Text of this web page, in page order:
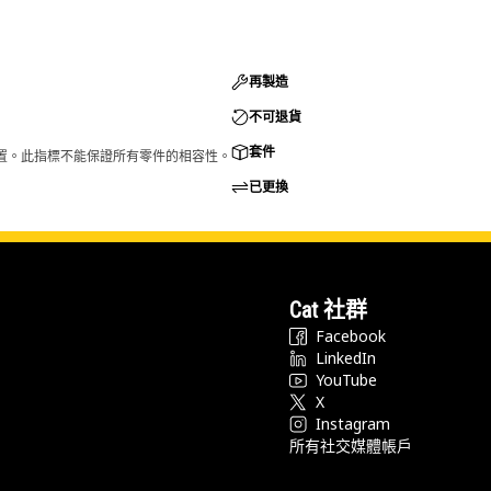
此指標不能保證所有零件的相容性。
再製造
不可退貨
套件
已更換
Cat 社群
Facebook
LinkedIn
YouTube
X
Instagram
所有社交媒體帳戶